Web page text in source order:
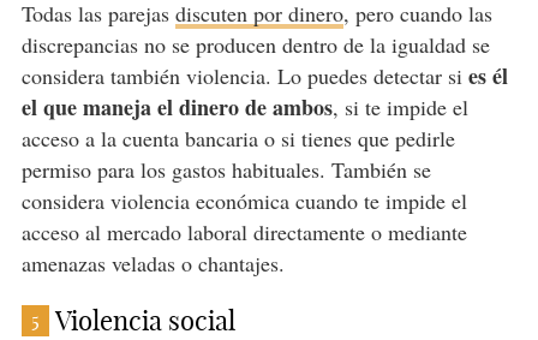
Todas las parejas discuten por dinero, pero cuando las
discrepancias no se producen dentro de la igualdad se
considera también violencia. Lo puedes detectar si es él
el que maneja el dinero de ambos, si te impide el
acceso a la cuenta bancaria o si tienes que pedirle
permiso para los gastos habituales. También se
considera violencia económica cuando te impide el
acceso al mercado laboral directamente o mediante
amenazas veladas o chantajes.
5 Violencia social